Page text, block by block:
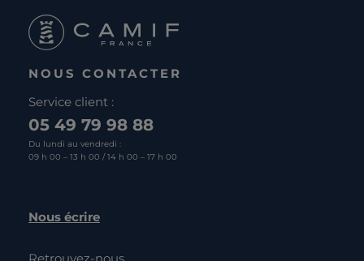
NOUS CONTACTER
Service client :
05 49 79 98 88
Du lundi au vendredi :
09 h 00 – 13 h 00 / 14 h 00 – 17 h 00
Nous écrire